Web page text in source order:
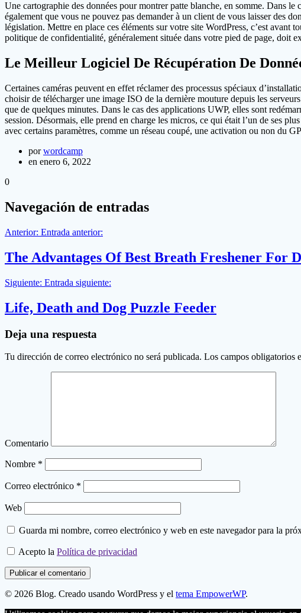
Une cartographie des données pour montrer patte blanche, en somme. Dans
également que vous ne pouvez pas demander à un client de vous laisser des
législation. Mettre en place ces éléments sur votre site WordPress, c’est
politique de confidentialité, généralement située dans votre pied de page, doit
Le Meilleur Logiciel De Récupération De
Certaines caméras peuvent en effet réclamer des processus spéciaux
choisir de télécharger une image ISO de la dernière mouture depuis les
que de quelques minutes. Dans le cas des applications UWP, elles sont
session. Désormais, elle prend en charge les micros, ce qui était l’un de ses
avec certains paramètres, comme un réseau coupé, une activation ou non du
porwordcamp
en enero 6, 2022
0
Navegación de entradas
Anterior: Entrada anterior:
The Advantages Of Best Breath Freshener For
Siguiente: Entrada siguiente:
Life, Death and Dog Puzzle Feeder
Deja una respuesta
Tu dirección de correo electrónico no será publicada. Los campos obligatorios
Comentario
Nombre *
Correo electrónico *
Web
Guarda mi nombre, correo electrónico y web en este navegador para la
Acepto la Política de privacidad
© 2026 Blog. Creado usando WordPress y el tema EmpowerWP.